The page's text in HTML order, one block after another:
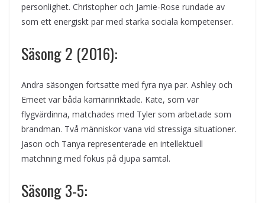
personlighet. Christopher och Jamie-Rose rundade av
som ett energiskt par med starka sociala kompetenser.
Säsong 2 (2016):
Andra säsongen fortsatte med fyra nya par. Ashley och
Emeet var båda karriärinriktade. Kate, som var
flygvärdinna, matchades med Tyler som arbetade som
brandman. Två människor vana vid stressiga situationer.
Jason och Tanya representerade en intellektuell
matchning med fokus på djupa samtal.
Säsong 3-5: